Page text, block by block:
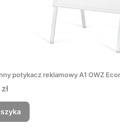
potykacz reklamowy A1 OWZ